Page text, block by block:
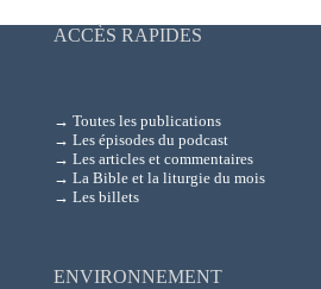
ACCÈS RAPIDES
→ Toutes les publications
→ Les épisodes du podcast
→ Les articles et commentaires
→ La Bible et la liturgie du mois
→ Les billets
ENVIRONNEMENT